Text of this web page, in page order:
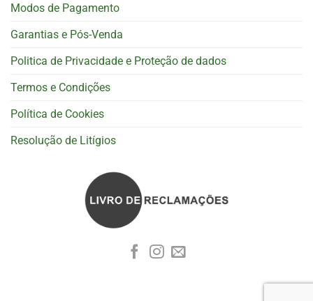
Modos de Pagamento
Garantias e Pós-Venda
Politica de Privacidade e Proteção de dados
Termos e Condições
Política de Cookies
Resolução de Litígios